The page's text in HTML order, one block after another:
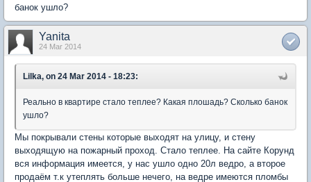
банок ушло?
Yanita
24 Mar 2014
Lilka, on 24 Mar 2014 - 18:23:
Реально в квартире стало теплее? Какая плошадь? Сколько банок
ушло?
Мы покрывали стены которые выходят на улицу, и стену
выходящую на пожарный проход. Стало теплее. На сайте Корунд
вся информация имеется, у нас ушло одно 20л ведро, а второе
продаём т.к утеплять больше нечего, на ведре имеются пломбы